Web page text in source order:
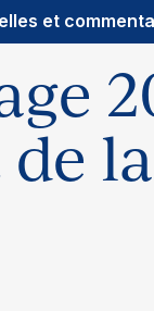
et
de